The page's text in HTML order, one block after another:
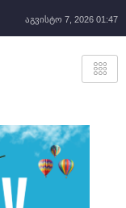
აგვისტო 7, 2026 01:47